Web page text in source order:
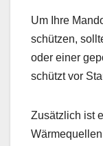
Um Ihre
schützen,
oder einer
schützt vor
Zusätzlich ist